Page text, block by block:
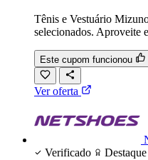
Tênis e Vestuário
selecionados. Aproveite
Este cupom funcionou
Ver oferta
Verificado
Destaque